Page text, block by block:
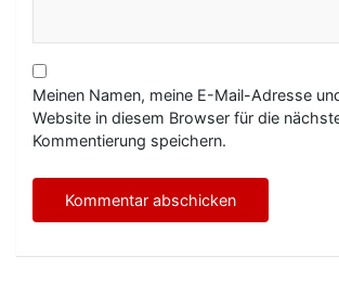
Meinen Namen, meine E-Mail-Adresse
Website in diesem Browser für die
Kommentierung speichern.